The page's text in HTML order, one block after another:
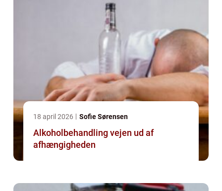
18 april 2026 Sofie Sørensen
Alkoholbehandling vejen ud af
afhængigheden